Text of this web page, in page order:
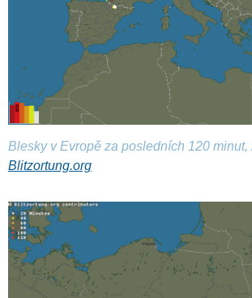
Blesky v Evropě za posledních 120 minut,
Blitzortung.org